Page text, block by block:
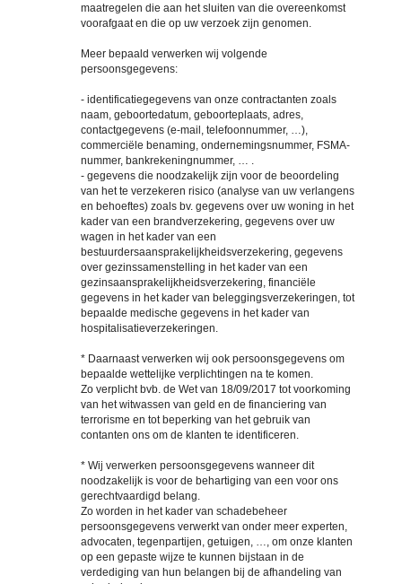
maatregelen die aan het sluiten van die overeenkomst
voorafgaat en die op uw verzoek zijn genomen.
Meer bepaald verwerken wij volgende
persoonsgegevens:
- identificatiegegevens van onze contractanten zoals
naam, geboortedatum, geboorteplaats, adres,
contactgegevens (e-mail, telefoonnummer, …),
commerciële benaming, ondernemingsnummer, FSMA-
nummer, bankrekeningnummer, … .
- gegevens die noodzakelijk zijn voor de beoordeling
van het te verzekeren risico (analyse van uw verlangens
en behoeftes) zoals bv. gegevens over uw woning in het
kader van een brandverzekering, gegevens over uw
wagen in het kader van een
bestuurdersaansprakelijkheidsverzekering, gegevens
over gezinssamenstelling in het kader van een
gezinsaansprakelijkheidsverzekering, financiële
gegevens in het kader van beleggingsverzekeringen, tot
bepaalde medische gegevens in het kader van
hospitalisatieverzekeringen.
* Daarnaast verwerken wij ook persoonsgegevens om
bepaalde wettelijke verplichtingen na te komen.
Zo verplicht bvb. de Wet van 18/09/2017 tot voorkoming
van het witwassen van geld en de financiering van
terrorisme en tot beperking van het gebruik van
contanten ons om de klanten te identificeren.
* Wij verwerken persoonsgegevens wanneer dit
noodzakelijk is voor de behartiging van een voor ons
gerechtvaardigd belang.
Zo worden in het kader van schadebeheer
persoonsgegevens verwerkt van onder meer experten,
advocaten, tegenpartijen, getuigen, …, om onze klanten
op een gepaste wijze te kunnen bijstaan in de
verdediging van hun belangen bij de afhandeling van